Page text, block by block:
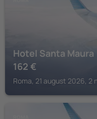
Hotel Santa Maura
162 €
Roma, 21 august 2026, 2